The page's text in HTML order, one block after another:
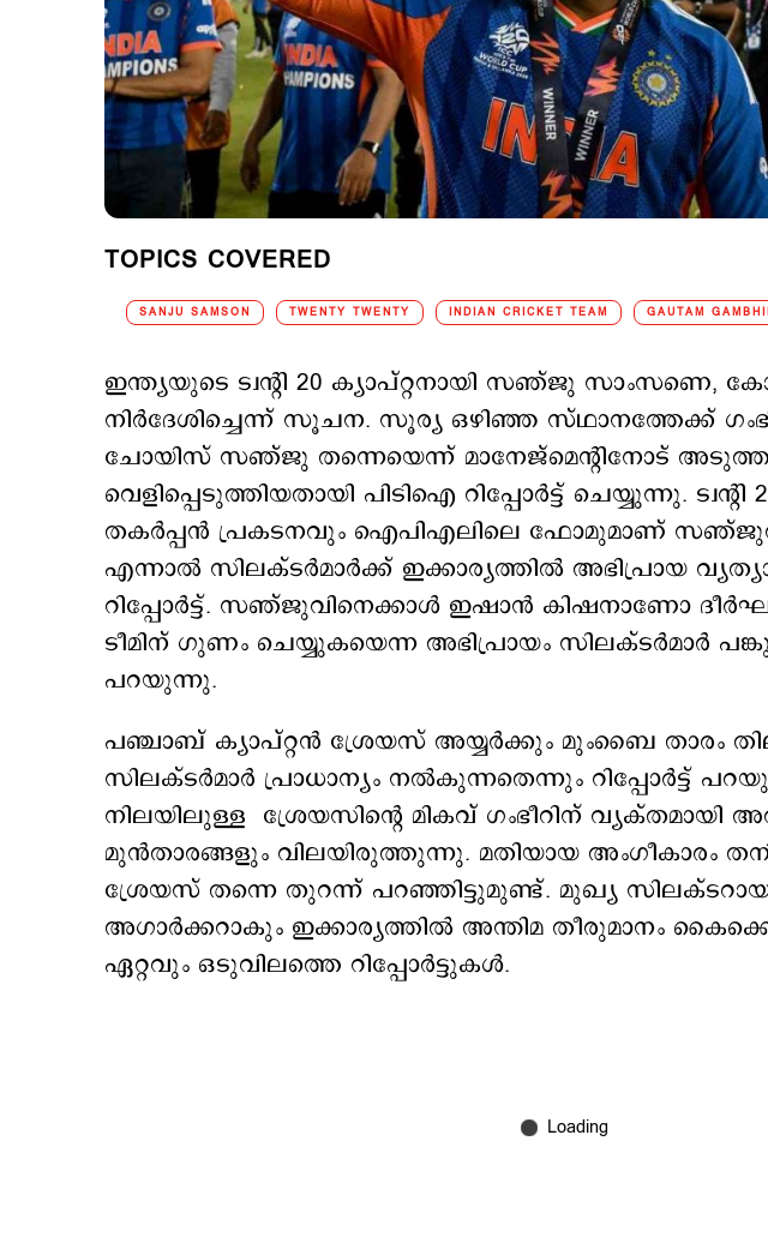
TOPICS COVERED
SANJU SAMSON TWENTY TWENTY INDIAN CRICKET TEAM GAUTAM
ഇന്ത്യയുടെ ട്വന്‍റി 20 ക്യാപ്റ്റനായി സഞ്ജു സാംസണെ,
നിര്‍ദേശിച്ചെന്ന് സൂചന. സൂര്യ ഒഴിഞ്ഞ സ്ഥാനത്തേക്ക്
ചോയിസ് സഞ്ജു തന്നെയെന്ന് മാനേജ്മെന്‍റിനോട്
വെളിപ്പെടുത്തിയതായി പിടിഐ റിപ്പോര്‍ട്ട് ചെയ്യുന്നു.
തകര്‍പ്പന്‍ പ്രകടനവും ഐപിഎലിലെ ഫോമുമാണ്
എന്നാല്‍ സിലക്ടര്‍മാര്‍ക്ക് ഇക്കാര്യത്തില്‍ അഭിപ്രായ
റിപ്പോര്‍ട്ട്. സഞ്ജുവിനെക്കാള്‍ ഇഷാന്‍ കിഷനാണോ
ടീമിന് ഗുണം ചെയ്യുകയെന്ന അഭിപ്രായം സിലക്ടര്‍മാര്‍
പറയുന്നു.
പഞ്ചാബ് ക്യാപ്റ്റന്‍ ശ്രേയസ് അയ്യര്‍ക്കും മുംബൈ താരം
സിലക്ടര്‍മാര്‍ പ്രാധാന്യം നല്‍കുന്നതെന്നും റിപ്പോര്‍ട്ട്
നിലയിലുള്ള ശ്രേയസിന്‍റെ മികവ് ഗംഭീറിന് വ്യക്തമായി
മുന്‍താരങ്ങളും വിലയിരുത്തുന്നു. മതിയായ അംഗീകാരം തനിക്ക്
ശ്രേയസ് തന്നെ തുറന്ന് പറഞ്ഞിട്ടുമുണ്ട്. മുഖ്യ
അഗാര്‍ക്കറാകും ഇക്കാര്യത്തില്‍ അന്തിമ തീരുമാനം
ഏറ്റവും ഒടുവിലത്തെ റിപ്പോര്‍ട്ടുകള്‍.